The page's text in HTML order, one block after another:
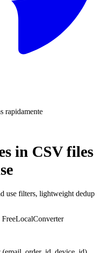
rapidamente
in CSV files
use filters, lightweight dedup
FreeLocalConverter